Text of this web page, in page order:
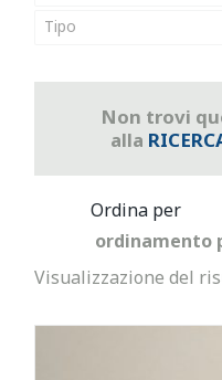
Tipo
Non trovi
alla
Visualizzazione del